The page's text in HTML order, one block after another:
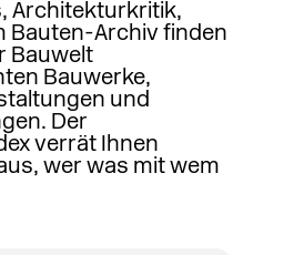
Architekturkritik,
Bauten-Archiv finden
Bauwelt
Bauwerke,
und
Der
verrät Ihnen
wer was mit wem